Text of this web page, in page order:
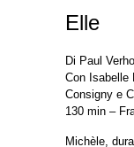
Elle
Di Paul
Con Isabelle
Consigny e
130 min –
Michèle,